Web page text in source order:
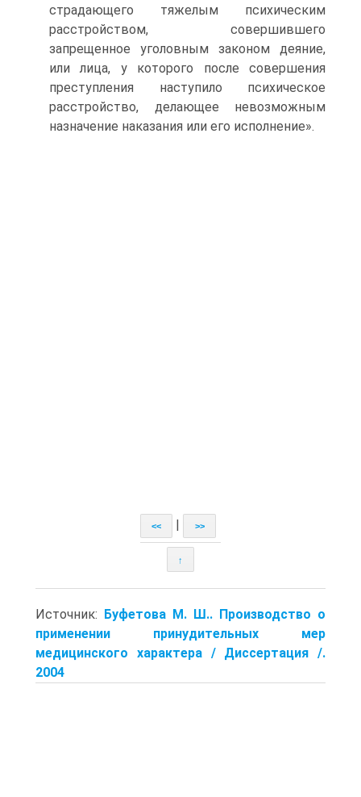
страдающего тяжелым психическим
расстройством, совершившего
запрещенное уголовным законом деяние,
или лица, у которого после совершения
преступления наступило психическое
расстройство, делающее невозможным
назначение наказания или его исполнение».
<< >>
↑
Источник: Буфетова М. Ш.. Производство о
применении принудительных мер
медицинского характера / Диссертация /.
2004